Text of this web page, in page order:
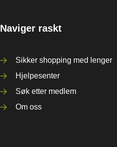
Naviger raskt
Sikker shopping med lenger
Hjelpesenter
Søk etter medlem
Om oss